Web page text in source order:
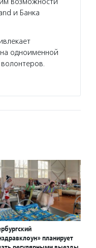
и Банка
одноименной
планирует